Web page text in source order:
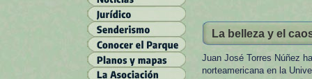
La belleza y el
Juan José Torres Núñez
norteamericana en la